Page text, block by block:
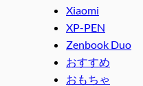
Xiaomi
XP-PEN
Zenbook Duo
おすすめ
おもちゃ